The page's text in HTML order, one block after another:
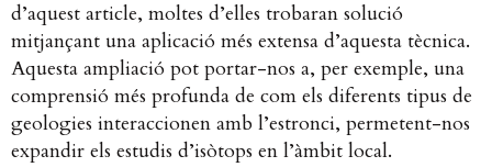
d’aquest article, moltes d’elles trobaran solució
mitjançant una aplicació més extensa d’aquesta tècnica.
Aquesta ampliació pot portar-nos a, per exemple, una
comprensió més profunda de com els diferents tipus de
geologies interaccionen amb l’estronci, permetent-nos
expandir els estudis d’isòtops en l’àmbit local.